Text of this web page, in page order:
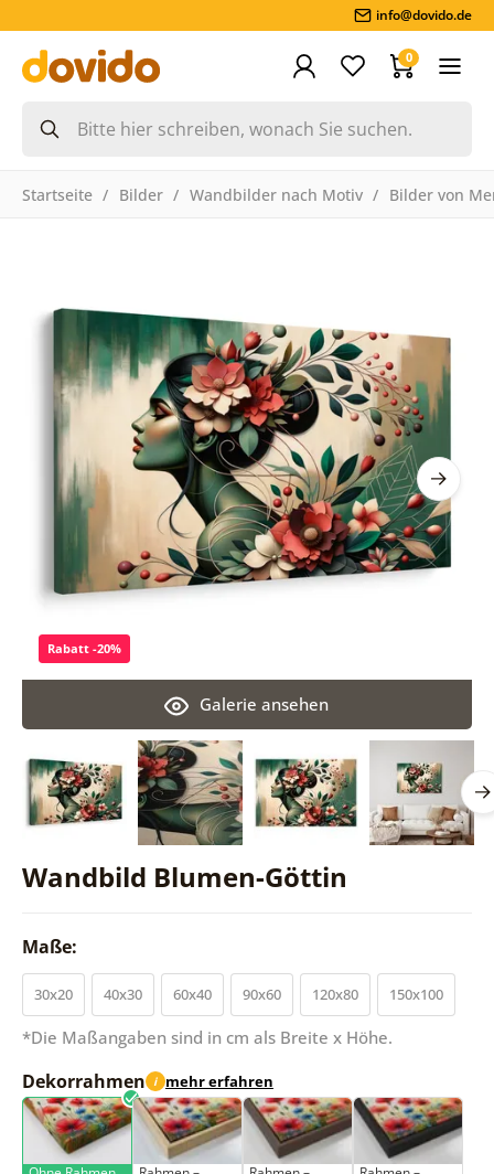
info@dovido.de
0
Startseite Bilder Wandbilder nach Motiv Bilder von
Wandbild Blumen-Göttin
Galerie ansehen
Rabatt -20%
Maße:
30x20 40x30 60x40 90x60 120x80 150x100
*Die Maßangaben sind in cm als Breite x Höhe.
Dekorrahmen i mehr erfahren